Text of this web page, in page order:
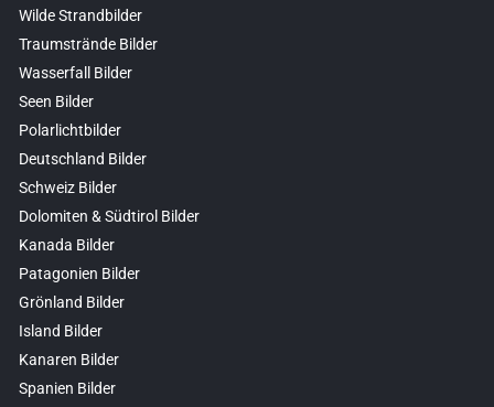
Wilde Strandbilder
Traumstrände Bilder
Wasserfall Bilder
Seen Bilder
Polarlichtbilder
Deutschland Bilder
Schweiz Bilder
Dolomiten & Südtirol Bilder
Kanada Bilder
Patagonien Bilder
Grönland Bilder
Island Bilder
Kanaren Bilder
Spanien Bilder